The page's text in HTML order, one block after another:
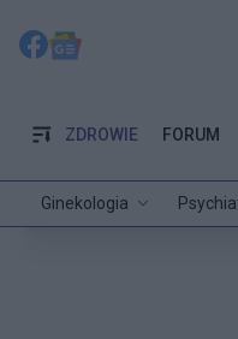
ZDROWIE
Ginekologia
FORUM